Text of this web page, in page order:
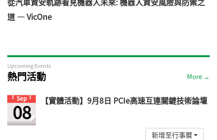
道 — VicOne
Upcoming Events
熱門活動 More →
Sep
08 【實體活動】9月8日 PCIe高速互連關鍵技術論壇
新增至行事曆